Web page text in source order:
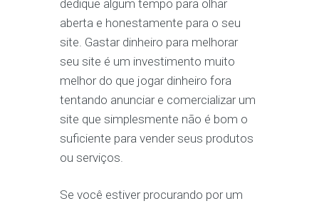
dedique algum tempo para olhar
aberta e honestamente para o seu
site. Gastar dinheiro para melhorar
seu site é um investimento muito
melhor do que jogar dinheiro fora
tentando anunciar e comercializar um
site que simplesmente não é bom o
suficiente para vender seus produtos
ou serviços.
Se você estiver procurando por um